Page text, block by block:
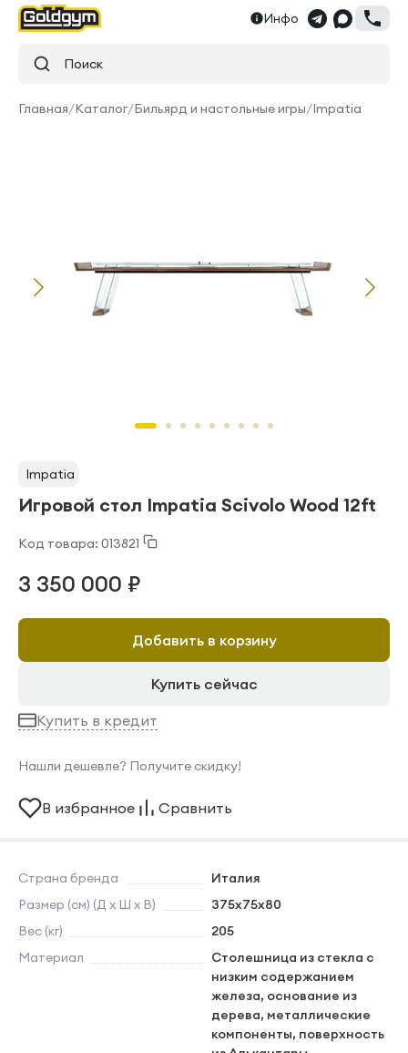
Инфо
Поиск
Главная/Каталог/Бильярд и настольные игры/Impatia
Impatia
Игровой стол Impatia Scivolo Wood 12ft
Код товара: 013821
Страна бренда
Италия
Размер (см) (Д х Ш х В)
375x75x80
Вес (кг)
205
Материал
Столешница из стекла с
низким содержанием
железа, основание из
дерева, металлические
компоненты, поверхность
3 350 000 ₽
Добавить в корзину
Купить сейчас
Купить в кредит
Нашли дешевле? Получите скидку!
В избранное Сравнить